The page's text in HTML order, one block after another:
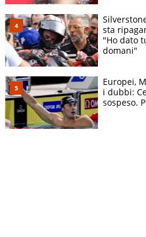
sta
"Ho dato
domani"
Europei,
i dubbi:
sospeso.